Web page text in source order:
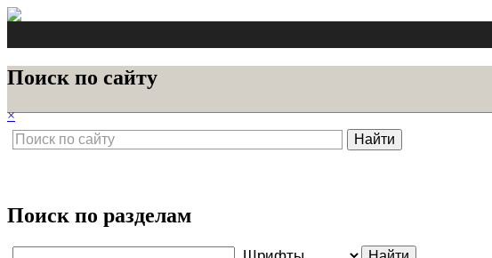
Поиск по сайту
×
Поиск по разделам